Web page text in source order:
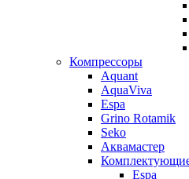
Компрессоры
Aquant
AquaViva
Espa
Grino Rotamik
Seko
Аквамастер
Espa